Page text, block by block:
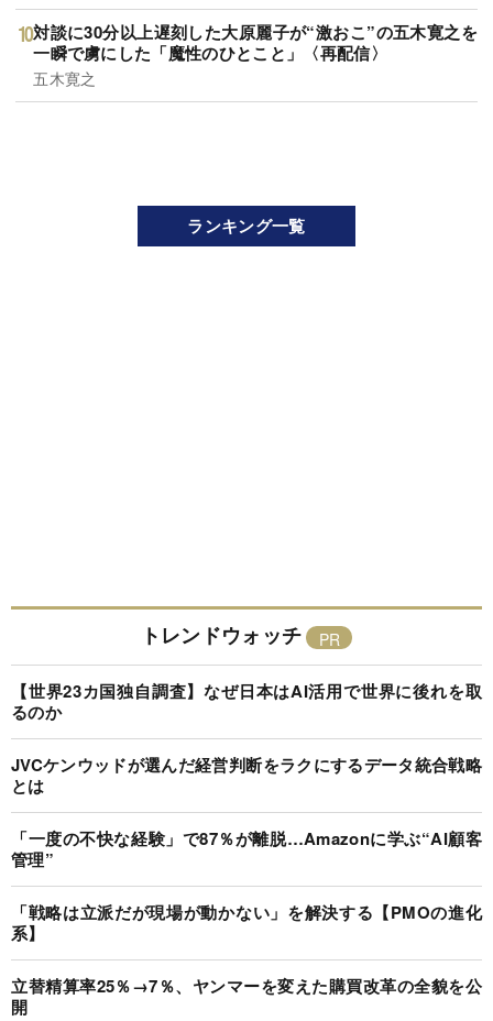
対談に30分以上遅刻した大原麗子が“激おこ”の五木寛之を
一瞬で虜にした「魔性のひとこと」〈再配信〉
五木寛之
ランキング一覧
トレンドウォッチ
【世界23カ国独自調査】なぜ日本はAI活用で世界に後れを取
るのか
JVCケンウッドが選んだ経営判断をラクにするデータ統合戦略
とは
「一度の不快な経験」で87％が離脱…Amazonに学ぶ“AI顧客
管理”
「戦略は立派だが現場が動かない」を解決する【PMOの進化
系】
立替精算率25％→7％、ヤンマーを変えた購買改革の全貌を公
開